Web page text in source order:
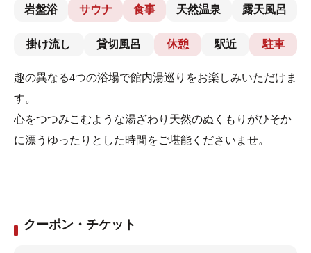
岩盤浴 サウナ 食事 天然温泉 露天風呂
掛け流し 貸切風呂 休憩 駅近 駐車
趣の異なる4つの浴場で館内湯巡りをお楽しみいただけま
す。
心をつつみこむような湯ざわり天然のぬくもりがひそか
に漂うゆったりとした時間をご堪能くださいませ。
クーポン・チケット